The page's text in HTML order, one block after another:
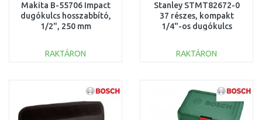
Makita B-55706 Impact
dugókulcs hosszabbító,
1/2", 250 mm
RAKTÁRON
Összehasonlítás
Stanley STMT82672-0
37 részes, kompakt
1/4"-os dugókulcs
RAKTÁRON
Összehasonlítás